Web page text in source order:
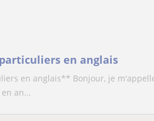
en anglais
en anglais** Bonjour, je
an...